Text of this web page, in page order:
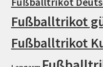
Fußballtrikot
Fußballtrikot